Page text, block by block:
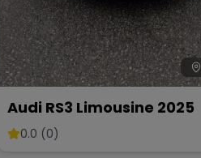
Audi RS3 Limousine 2025
0.0 (0)